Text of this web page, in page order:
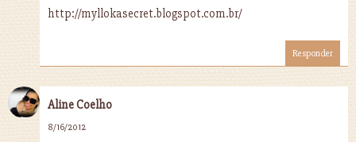
http://myllokasecret.blogspot.com.br/
Responder
Aline Coelho
8/16/2012